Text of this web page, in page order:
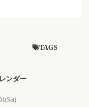
TAGS
ンダー